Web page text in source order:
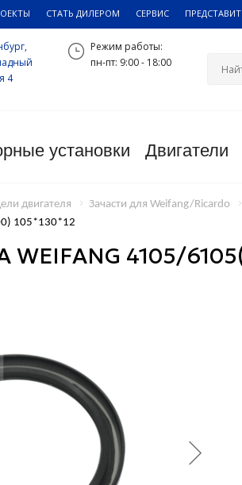
СТАТЬ ДИЛЕРОМ СЕРВИС
4
Режим работы:
пн-пт: 9:00 - 18:00
установки Двигатели
двигателя Зачасти для Weifang/Ricardo
105*130*12
4105/